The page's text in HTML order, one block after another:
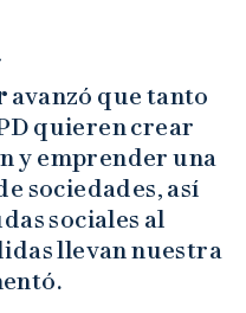
avanzó que tanto
quieren crear
y emprender una
sociedades, así
sociales al
llevan nuestra